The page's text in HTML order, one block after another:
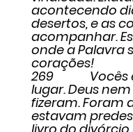
acontecendo
desertos, e as
acompanhar.
onde a Palavra
corações!
269
lugar. Deus
fizeram. Foram
estavam